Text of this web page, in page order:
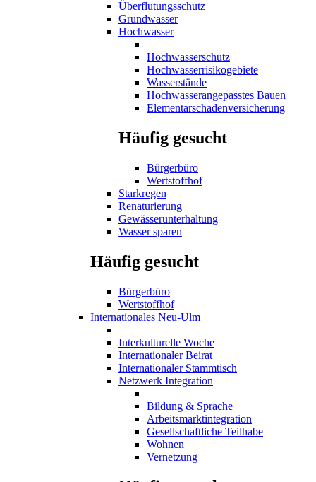
Überflutungsschutz
Grundwasser
Hochwasser
Hochwasserschutz
Hochwasserrisikogebiete
Wasserstände
Hochwasserangepasstes Bauen
Elementarschadenversicherung
Häufig gesucht
Bürgerbüro
Wertstoffhof
Starkregen
Renaturierung
Gewässerunterhaltung
Wasser sparen
Häufig gesucht
Bürgerbüro
Wertstoffhof
Internationales Neu-Ulm
Interkulturelle Woche
Internationaler Beirat
Internationaler Stammtisch
Netzwerk Integration
Bildung & Sprache
Arbeitsmarktintegration
Gesellschaftliche Teilhabe
Wohnen
Vernetzung